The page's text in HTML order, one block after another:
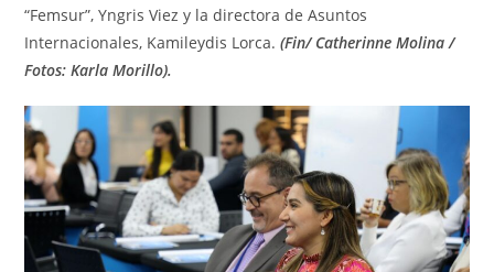
“Femsur”, Yngris Viez y la directora de Asuntos
Internacionales, Kamileydis Lorca.(Fin/ Catherinne Molina /
Fotos: Karla Morillo).